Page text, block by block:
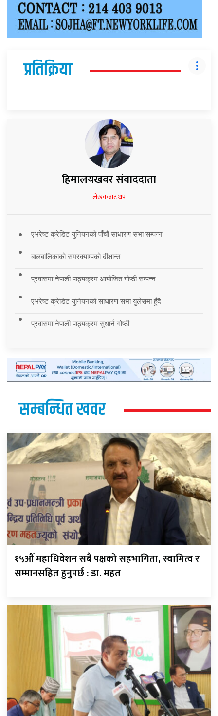
प्रतिक्रिया
हिमालयखवर संवाददाता
लेखकबाट थप
एभरेष्ट क्रेडिट युनियनको पाँचौ साधारण सभा सम्पन्न
बालबालिकाको समरक्याम्पको दीक्षान्त
प्रवासमा नेपाली पाठ्यक्रम आयोजित गोष्ठी सम्पन्न
एभरेष्ट क्रेडिट युनियनको साधारण सभा युलेसमा हुँदै
प्रवासमा नेपाली पाठ्यक्रम सुधार्न गोष्ठी
सम्बन्धित खवर
१५औँ महाधिवेशन सबै पक्षको सहभागिता, स्वामित्व र
सम्मानसहित हुनुपर्छ : डा. महत